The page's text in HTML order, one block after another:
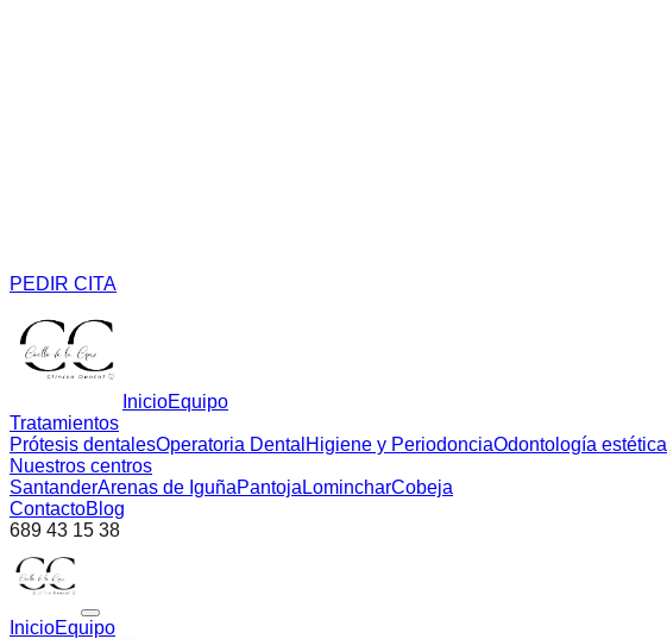
PEDIR CITA
InicioEquipo
Tratamientos
Prótesis dentalesOperatoria Dental Higiene y PeriodonciaOdontología estética
Nuestros centros
SantanderArenas de IguñaPantoja LomincharCobeja
ContactoBlog
689 43 15 38
InicioEquipo